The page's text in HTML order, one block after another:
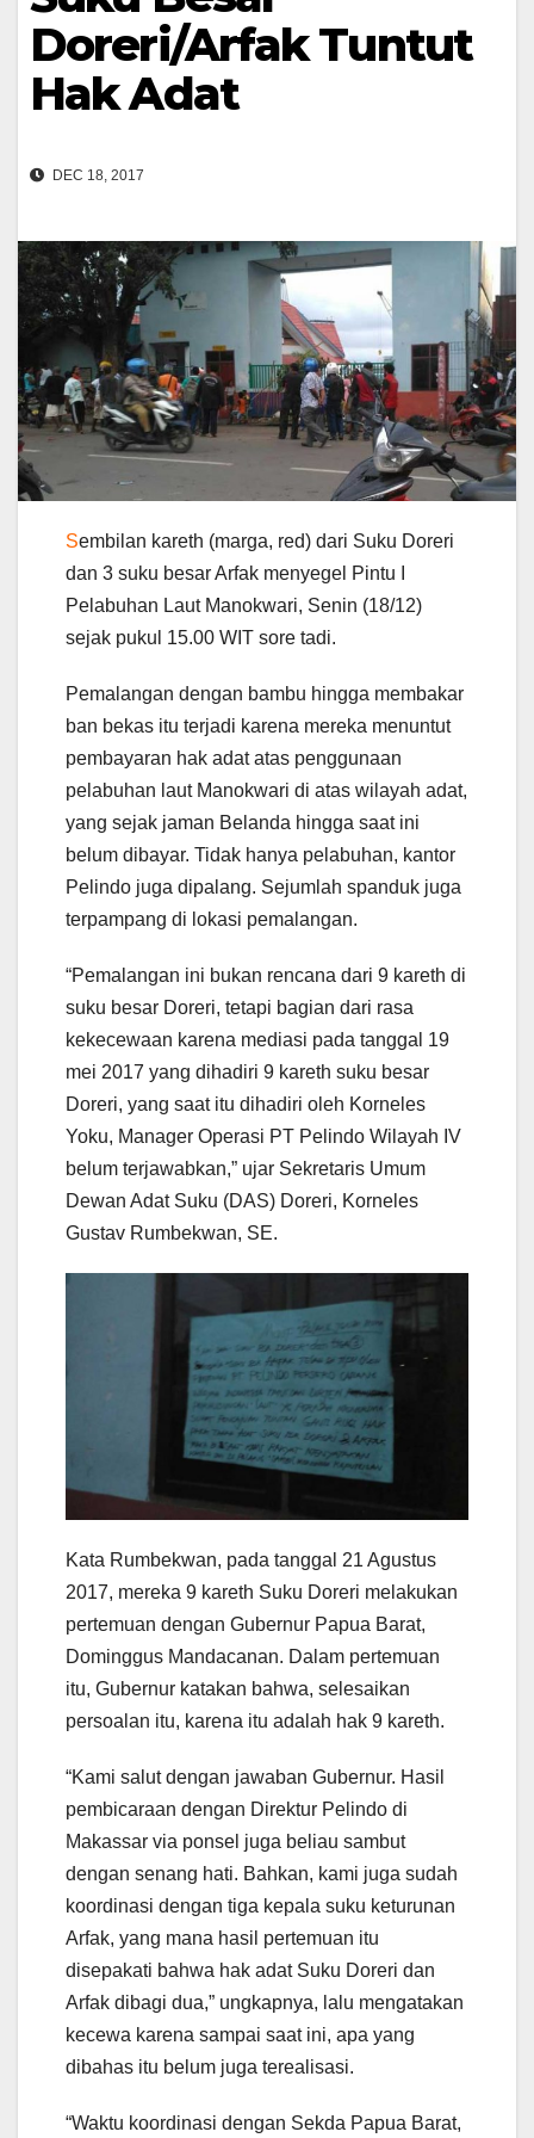
Doreri/Arfak Tuntut
Hak Adat
DEC 18, 2017
Sembilan kareth (marga, red) dari Suku Doreri
dan 3 suku besar Arfak menyegel Pintu I
Pelabuhan Laut Manokwari, Senin (18/12)
sejak pukul 15.00 WIT sore tadi.
Pemalangan dengan bambu hingga membakar
ban bekas itu terjadi karena mereka menuntut
pembayaran hak adat atas penggunaan
pelabuhan laut Manokwari di atas wilayah adat,
yang sejak jaman Belanda hingga saat ini
belum dibayar. Tidak hanya pelabuhan, kantor
Pelindo juga dipalang. Sejumlah spanduk juga
terpampang di lokasi pemalangan.
“Pemalangan ini bukan rencana dari 9 kareth di
suku besar Doreri, tetapi bagian dari rasa
kekecewaan karena mediasi pada tanggal 19
mei 2017 yang dihadiri 9 kareth suku besar
Doreri, yang saat itu dihadiri oleh Korneles
Yoku, Manager Operasi PT Pelindo Wilayah IV
belum terjawabkan,” ujar Sekretaris Umum
Dewan Adat Suku (DAS) Doreri, Korneles
Gustav Rumbekwan, SE.
Kata Rumbekwan, pada tanggal 21 Agustus
2017, mereka 9 kareth Suku Doreri melakukan
pertemuan dengan Gubernur Papua Barat,
Dominggus Mandacanan. Dalam pertemuan
itu, Gubernur katakan bahwa, selesaikan
persoalan itu, karena itu adalah hak 9 kareth.
“Kami salut dengan jawaban Gubernur. Hasil
pembicaraan dengan Direktur Pelindo di
Makassar via ponsel juga beliau sambut
dengan senang hati. Bahkan, kami juga sudah
koordinasi dengan tiga kepala suku keturunan
Arfak, yang mana hasil pertemuan itu
disepakati bahwa hak adat Suku Doreri dan
Arfak dibagi dua,” ungkapnya, lalu mengatakan
kecewa karena sampai saat ini, apa yang
dibahas itu belum juga terealisasi.
“Waktu koordinasi dengan Sekda Papua Barat,